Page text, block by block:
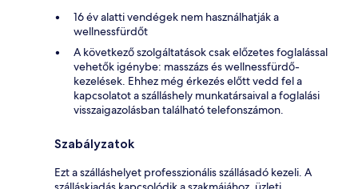
16 év alatti vendégek nem használhatják a
wellnessfürdőt
A következő szolgáltatások csak előzetes foglalással
vehetők igénybe: masszázs és wellnessfürdő-
kezelések. Ehhez még érkezés előtt vedd fel a
kapcsolatot a szálláshely munkatársaival a foglalási
visszaigazolásban található telefonszámon.
Szabályzatok
Ezt a szálláshelyet professzionális szállásadó kezeli. A